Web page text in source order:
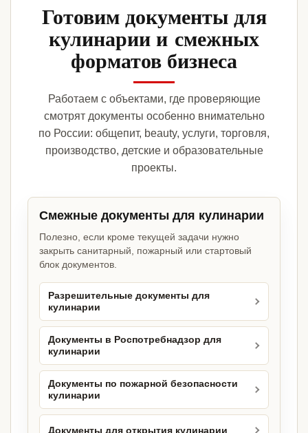
Готовим документы для
кулинарии и смежных
форматов бизнеса
Работаем с объектами, где проверяющие
смотрят документы особенно внимательно
по России: общепит, beauty, услуги, торговля,
производство, детские и образовательные
проекты.
Смежные документы для кулинарии
Полезно, если кроме текущей задачи нужно
закрыть санитарный, пожарный или стартовый
блок документов.
Разрешительные документы для
кулинарии
Документы в Роспотребнадзор для
кулинарии
Документы по пожарной безопасности
кулинарии
Документы для открытия кулинарии